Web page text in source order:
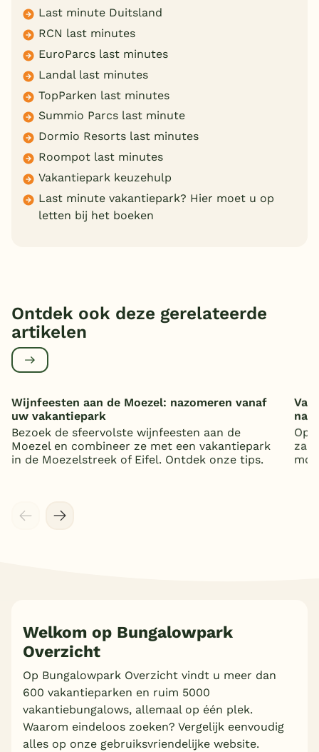
Meer inladen
Last minute Duitsland
RCN last minutes
EuroParcs last minutes
Landal last minutes
TopParken last minutes
Summio Parcs last minute
Dormio Resorts last minutes
Roompot last minutes
Vakantiepark keuzehulp
Last minute vakantiepark? Hier moet u op
letten bij het boeken
Ontdek ook deze gerelateerde
artikelen
Wijnfeesten aan de Moezel: nazomeren vanaf
uw vakantiepark
Bezoek de sfeervolste wijnfeesten aan de
Moezel en combineer ze met een vakantiepark
in de Moezelstreek of Eifel. Ontdek onze tips.
Op
Welkom op Bungalowpark
Overzicht
Op Bungalowpark Overzicht vindt u meer dan
600 vakantieparken en ruim 5000
vakantiebungalows, allemaal op één plek.
Waarom eindeloos zoeken? Vergelijk eenvoudig
alles op onze gebruiksvriendelijke website.